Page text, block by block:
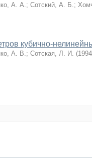
А. А.; Сотский, А. Б.;
кубично-
А. В.; Сотская, Л. И. (1994